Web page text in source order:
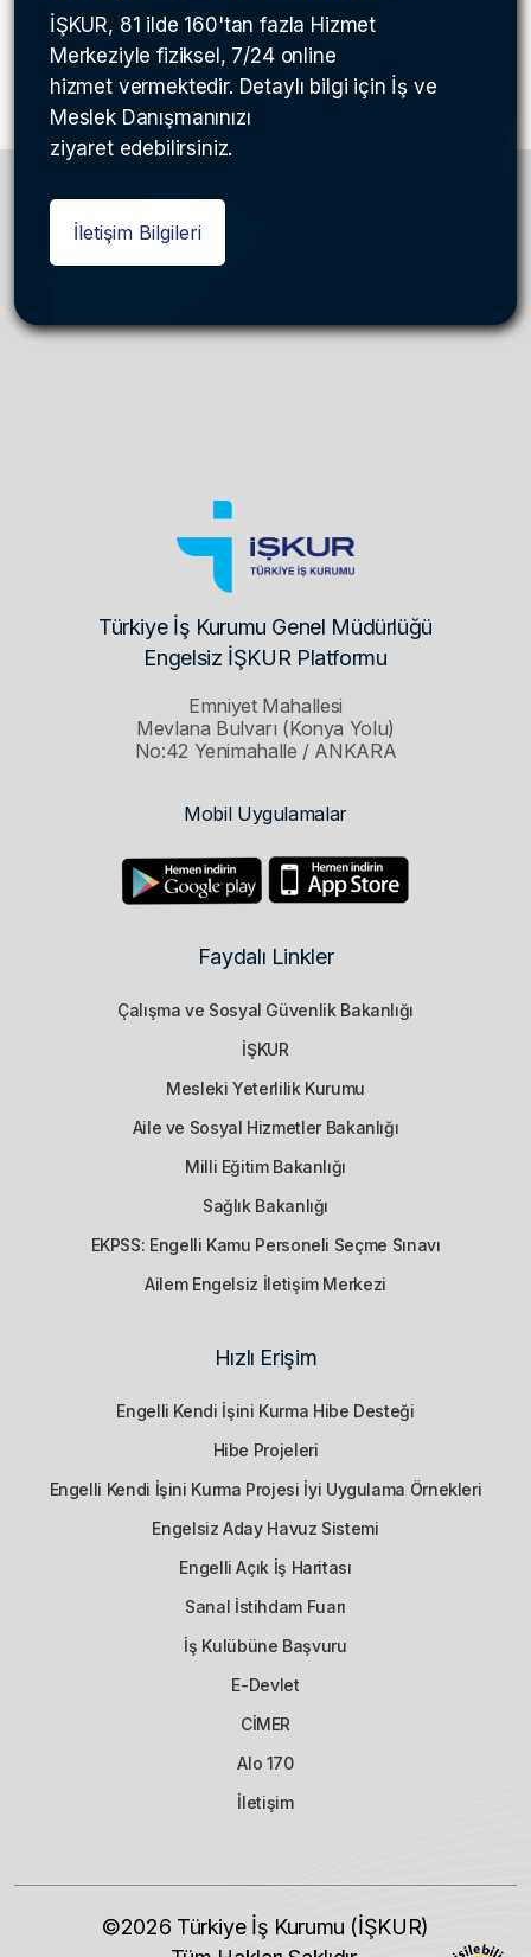
İŞKUR, 81 ilde 160'tan fazla Hizmet
Merkeziyle fiziksel, 7/24 online
hizmet vermektedir. Detaylı bilgi için İş ve
Meslek Danışmanınızı
ziyaret edebilirsiniz.
İletişim Bilgileri
Türkiye İş Kurumu Genel Müdürlüğü
Engelsiz İŞKUR Platformu
Emniyet Mahallesi
Mevlana Bulvarı (Konya Yolu)
No:42 Yenimahalle / ANKARA
Mobil Uygulamalar
Faydalı Linkler
Çalışma ve Sosyal Güvenlik Bakanlığı
İŞKUR
Mesleki Yeterlilik Kurumu
Aile ve Sosyal Hizmetler Bakanlığı
Milli Eğitim Bakanlığı
Sağlık Bakanlığı
EKPSS: Engelli Kamu Personeli Seçme Sınavı
Ailem Engelsiz İletişim Merkezi
Hızlı Erişim
Engelli Kendi İşini Kurma Hibe Desteği
Hibe Projeleri
Engelli Kendi İşini Kurma Projesi İyi Uygulama Örnekleri
Engelsiz Aday Havuz Sistemi
Engelli Açık İş Haritası
Sanal İstihdam Fuarı
İş Kulübüne Başvuru
E-Devlet
CİMER
Alo 170
İletişim
©2026 Türkiye İş Kurumu (İŞKUR)